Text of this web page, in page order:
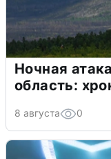
Ночная
область:
8 августа 0